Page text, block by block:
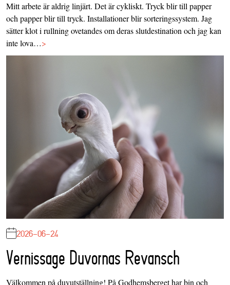
Mitt arbete är aldrig linjärt. Det är cykliskt. Tryck blir till papper
och papper blir till tryck. Installationer blir sorteringssystem. Jag
sätter klot i rullning ovetandes om deras slutdestination och jag kan
inte lova…>
2026-06-24
Vernissage Duvornas Revansch
Välkommen på duvutställning! På Godhemsberget har bin och